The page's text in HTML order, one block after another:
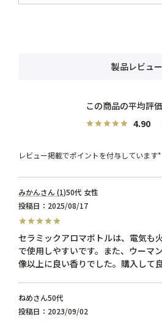
製品レビュー
4.90
レビュー掲載でポイントを付与しています*
みかん 1 50代 女性
投稿日
2025/08/17
セラミックアロマボトルは、電気も
で使用しやすいです。また、ウーマ
像以上に良い香りでした。購入して
ねめ
50代
投稿日
2023/09/02